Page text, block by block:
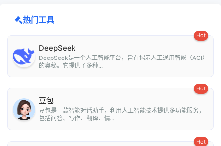
热门工具
Hot
DeepSeek
DeepSeek是一个人工智能平台，旨在揭示人工通用智能（AGI）
的奥秘。它提供了多种...
Hot
豆包
豆包是一款智能对话助手，利用人工智能技术提供多功能服务，
包括问答、写作、翻译、情...
Hot